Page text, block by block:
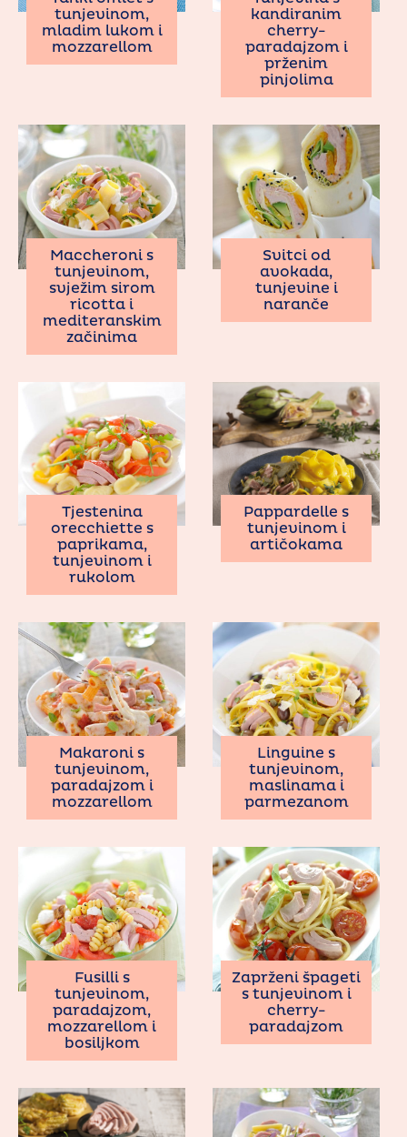
tunjevinom,
mladim lukom i
mozzarellom
kandiranim
cherry-
paradajzom i
prženim
pinjolima
Maccheroni s
tunjevinom,
svježim sirom
ricotta i
mediteranskim
začinima
Svitci od
avokada,
tunjevine i
naranče
Tjestenina
orecchiette s
paprikama,
tunjevinom i
rukolom
Pappardelle s
tunjevinom i
artičokama
Makaroni s
tunjevinom,
paradajzom i
mozzarellom
Linguine s
tunjevinom,
maslinama i
parmezanom
Fusilli s
tunjevinom,
paradajzom,
mozzarellom i
bosiljkom
Zaprženi špageti
s tunjevinom i
cherry-
paradajzom